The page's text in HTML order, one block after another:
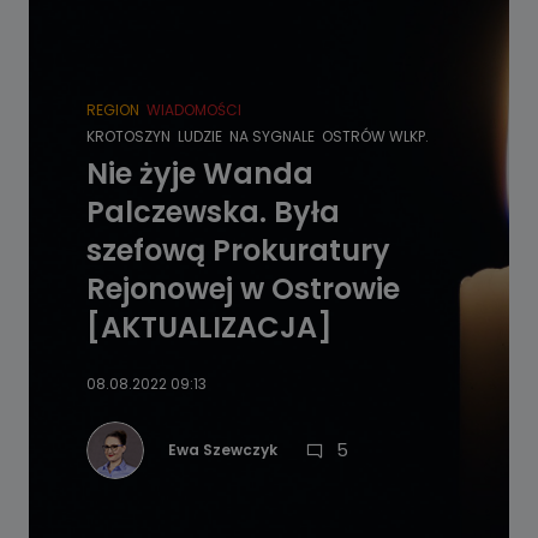
REGION WIADOMOŚCI
KROTOSZYN LUDZIE NA SYGNALE OSTRÓW WLKP.
Nie żyje Wanda
Palczewska. Była
szefową Prokuratury
Rejonowej w Ostrowie
[AKTUALIZACJA]
08.08.2022 09:13
Ewa Szewczyk 5